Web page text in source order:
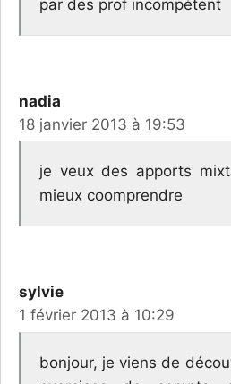
par des prof incompétent
nadia
18 janvier 2013 à 19:53
je veux des apports
mieux coomprendre
sylvie
1 février 2013 à 10:29
bonjour, je viens de